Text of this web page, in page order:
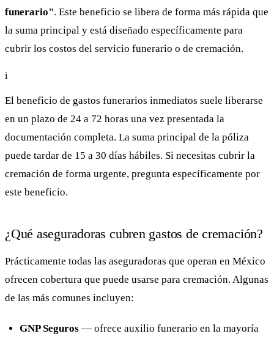
funerario". Este beneficio se libera de forma más rápida que
la suma principal y está diseñado específicamente para
cubrir los costos del servicio funerario o de cremación.
i
El beneficio de gastos funerarios inmediatos suele liberarse
en un plazo de 24 a 72 horas una vez presentada la
documentación completa. La suma principal de la póliza
puede tardar de 15 a 30 días hábiles. Si necesitas cubrir la
cremación de forma urgente, pregunta específicamente por
este beneficio.
¿Qué aseguradoras cubren gastos de cremación?
Prácticamente todas las aseguradoras que operan en México
ofrecen cobertura que puede usarse para cremación. Algunas
de las más comunes incluyen:
GNP Seguros — ofrece auxilio funerario en la mayoría